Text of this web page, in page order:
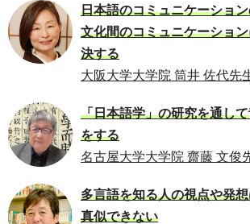
日本語のコミュニケーショ
文化間のコミュニケーショ
決する
大阪大学大学院 筒井 佐代先
「日本語学」の研究を通し
をする
名古屋大学大学院 齋藤 文俊
多言語を知る人の視点や発
真似できない